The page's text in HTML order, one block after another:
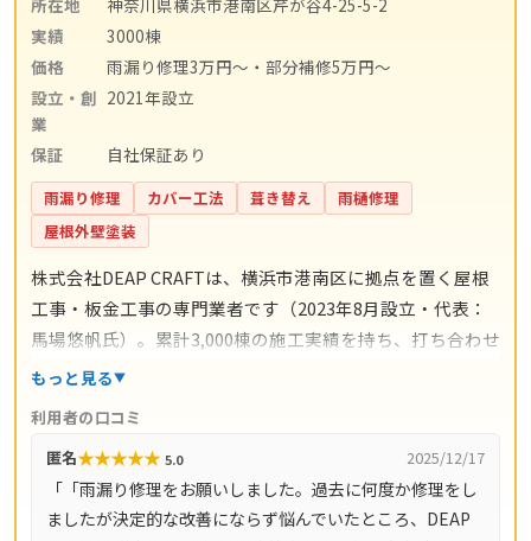
所在地
神奈川県横浜市港南区芹が谷4-25-5-2
実績
3000棟
価格
雨漏り修理3万円〜・部分補修5万円〜
設立・創
業
2021年設立
保証 自社保証あり
雨漏り修理 カバー工法 葺き替え
雨樋修理
屋根外壁塗装
株式会社DEAP CRAFTは、横浜市港南区に拠点を置く屋根
工事・板金工事の専門業者です（2023年8月設立・代表：
馬場悠帆氏）。累計3,000棟の施工実績を持ち、打ち合わせ
からアフターサポートまで自社スタッフが一貫対応。仲介
の目安は雨漏り修理3万円〜、屋根の部分補修5万円〜、棟
板金交換10万円〜、屋根カバー工法80万円〜、葺き替え
100万円〜。現地調査・お見積り・ご相談は無料で、最短
即日対応も可能です（営業時間8時〜18時・月〜土）。対
もっと見る
利用者の口コミ
匿名★★★★★ 5.0 2025/12/17
「「雨漏り修理をお願いしました。過去に何度か修理をし
ましたが決定的な改善にならず悩んでいたところ、DEAP